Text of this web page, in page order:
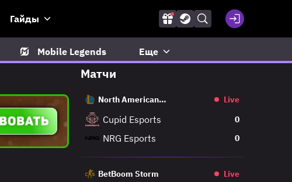
Гайды
Mobile Legends Еще
Матчи
North American
Live
Cupid Esports 0
NRG Esports 0
BetBoom Storm Live